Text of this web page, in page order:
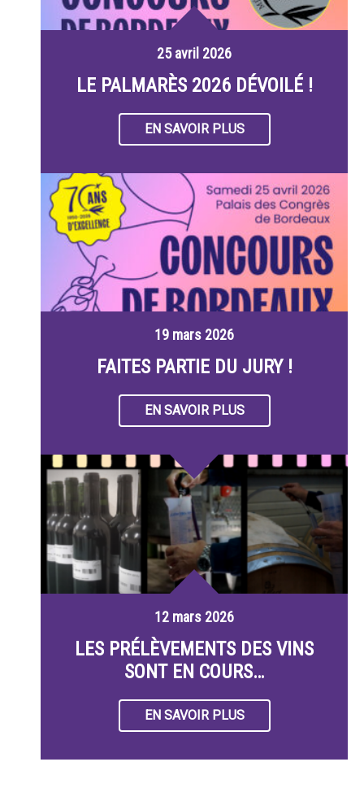
25 avril 2026
LE PALMARÈS 2026 DÉVOILÉ !
EN SAVOIR PLUS
19 mars 2026
FAITES PARTIE DU JURY !
EN SAVOIR PLUS
12 mars 2026
LES PRÉLÈVEMENTS DES VINS
SONT EN COURS…
EN SAVOIR PLUS